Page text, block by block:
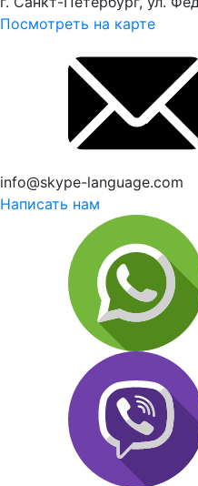
Посмотреть на карте
info@skype-language.com
Написать нам